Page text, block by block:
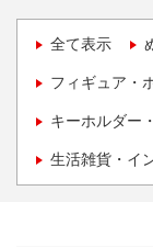
全て表示
フィギュア・
キーホルダー
生活雑貨・イ